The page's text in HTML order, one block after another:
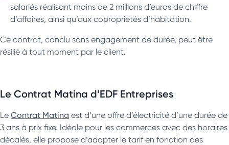
salariés réalisant moins de 2 millions d’euros de chiffre
d’affaires, ainsi qu’aux copropriétés d’habitation.
Ce contrat, conclu sans engagement de durée, peut être
résilié à tout moment par le client.
Le Contrat Matina d’EDF Entreprises
Le Contrat Matina est d’une offre d’électricité d’une durée de
3 ans à prix fixe. Idéale pour les commerces avec des horaires
décalés, elle propose d’adapter le tarif en fonction des